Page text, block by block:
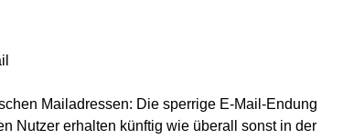
Mailadressen: Die sperrige E-Mail-Endung
Nutzer erhalten künftig wie überall sonst in der